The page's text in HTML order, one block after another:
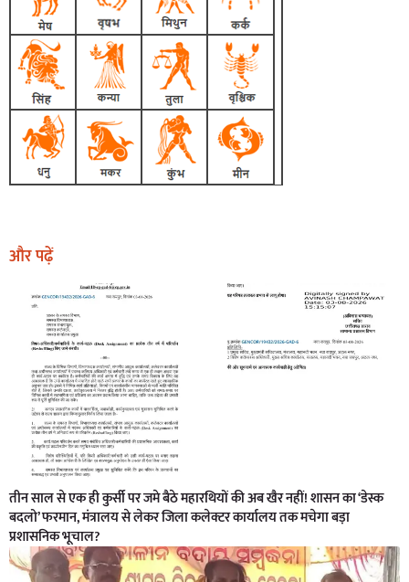
और पढ़ें
तीन साल से एक ही कुर्सी पर जमे बैठे महारथियों की अब खैर नहीं! शासन का ‘डेस्क
बदलो’ फरमान, मंत्रालय से लेकर जिला कलेक्टर कार्यालय तक मचेगा बड़ा
प्रशासनिक भूचाल?